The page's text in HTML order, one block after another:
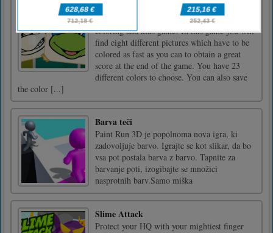
Ninja Turtles Coloring Book
Ninja Turtles Coloring Book is a free online
coloring and kids game! In this game you will
find eight different pictures which have to be
colored as fast as you can to obtain a great
score at the end of the game. You have 23
different colors to choose. You can also save
the color [...]
Barva teči
Paint Run 3D je popolnoma nova igra, ki
zadovoljuje barvo. Igrajte se kot slikar, da bo
vsa pot postala barva z barvo. Tapnite za
barvanje poti, izogibajte se množici
nasprotnih barv.Samo miška
Slime Attack
Protect your HQ with your mightiest finger